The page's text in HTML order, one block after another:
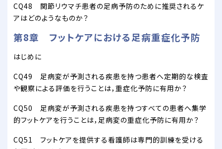
CQ48 関節リウマチ患者の足病予防のために推奨されるケ
アはどのようなものか？
第8章 フットケアにおける足病重症化予防
はじめに
CQ49 足病変が予測される疾患を持つ患者へ定期的な検査
や観察による評価を行うことは，重症化予防に有用か？
CQ50 足病変が予測される疾患を持つすべての患者へ集学
的フットケアを行うことは，足病変の重症化予防に有用か？
CQ51 フットケアを提供する看護師は専門的訓練を受ける